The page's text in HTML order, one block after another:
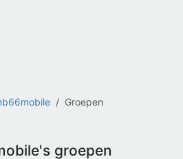
Groepen
groepen